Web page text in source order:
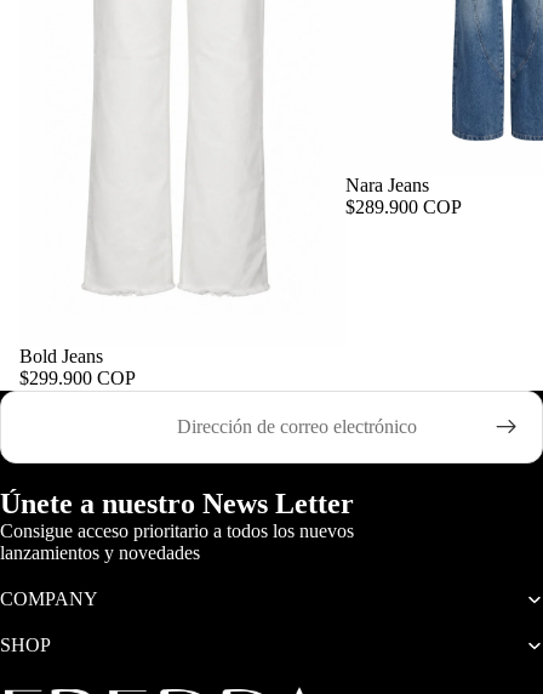
Bold Jeans
$299.900 COP
Nara Jeans
$289.900 COP
Correo electrónico
Únete a nuestro News Letter
Consigue acceso prioritario a todos los nuevos
lanzamientos y novedades
COMPANY
SHOP